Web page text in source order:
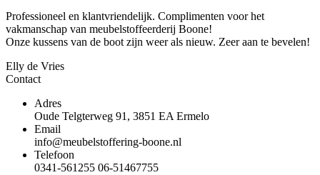
Professioneel en klantvriendelijk. Complimenten voor het
vakmanschap van meubelstoffeerderij Boone!
Onze kussens van de boot zijn weer als nieuw. Zeer aan te bevelen!
Elly de Vries
Contact
Adres
Oude Telgterweg 91, 3851 EA Ermelo
Email
info@meubelstoffering-boone.nl
Telefoon
0341-561255 06-51467755